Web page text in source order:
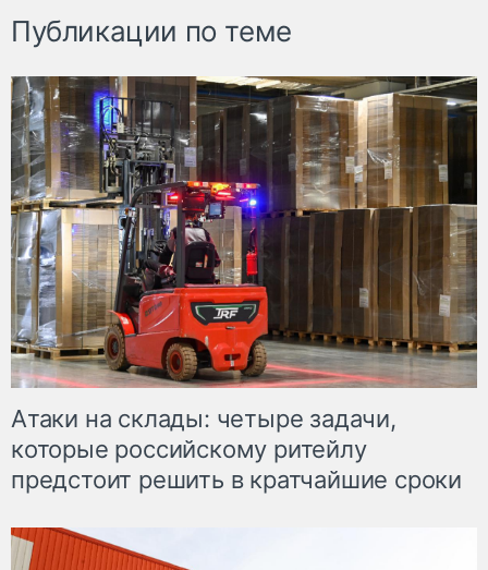
Публикации по теме
Атаки на склады: четыре задачи,
которые российскому ритейлу
предстоит решить в кратчайшие сроки